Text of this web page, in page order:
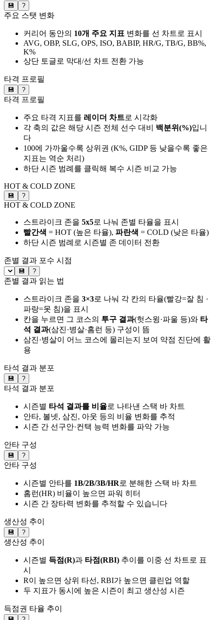
💾 ?
주요 스탯 변화
커리어 동안의 10개 주요 지표 변화를 선 차트로 표시
AVG, OBP, SLG, OPS, ISO, BABIP, HR/G, TB/G, BB%,
K%
상단 토글로 막대/선 차트 전환 가능
타격 프로필
💾 ?
타격 프로필
주요 타격 지표를 레이더 차트로 시각화
각 축의 값은 해당 시즌 전체 선수 대비 백분위(%)입니
다
100에 가까울수록 상위권 (K%, GIDP 등 낮을수록 좋은
지표는 역순 처리)
하단 시즌 범례를 클릭해 복수 시즌 비교 가능
HOT & COLD ZONE
💾 ?
HOT & COLD ZONE
스트라이크 존을 5x5로 나눠 존별 타율을 표시
빨간색 = HOT (높은 타율), 파란색 = COLD (낮은 타율)
하단 시즌 범례로 시즌별 존 데이터 전환
존별 결과 포수 시점
💾 ?
존별 결과 읽는 법
스트라이크 존을 3×3로 나눠 각 칸의 타율(빨강=잘 침 ·
파랑=못 침)을 표시
칸을 누르면 그 코스의 투구 결과(헛스윙·파울 등)와 타
석 결과(삼진·병살·홈런 등) 구성이 뜸
삼진·병살이 어느 코스에 몰리는지 보여 약점 진단에 활
용
타석 결과 분포
💾 ?
타석 결과 분포
시즌별 타석 결과를 비율로 나타낸 스택 바 차트
안타, 볼넷, 삼진, 아웃 등의 비율 변화를 추적
시즌 간 선구안·컨택 능력 변화를 파악 가능
안타 구성
💾 ?
안타 구성
시즌별 안타를 1B/2B/3B/HR로 분해한 스택 바 차트
홈런(HR) 비율이 높으면 파워 히터
시즌 간 장타력 변화를 추적할 수 있습니다
생산성 추이
💾 ?
생산성 추이
시즌별 득점(R)과 타점(RBI) 추이를 이중 선 차트로 표
시
R이 높으면 상위 타선, RBI가 높으면 클린업 역할
두 지표가 동시에 높은 시즌이 최고 생산성 시즌
득점권 타율 추이